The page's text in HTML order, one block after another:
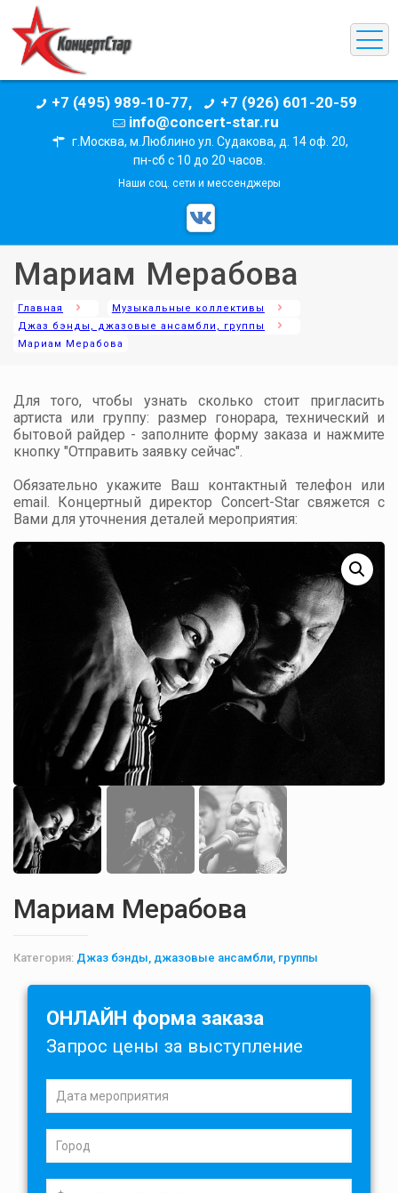
+7 (495) 989-10-77,
+7 (926) 601-20-59
info@concert-star.ru
г.Москва, м.Люблино ул. Судакова, д. 14 оф. 20,
пн-сб с 10 до 20 часов.
Наши соц. сети и мессенджеры
Мариам Мерабова
Главная
Музыкальные коллективы
Джаз бэнды, джазовые ансамбли, группы
Мариам Мерабова
Для того, чтобы узнать сколько стоит пригласить
артиста или группу: размер гонорара, технический и
бытовой райдер - заполните форму заказа и нажмите
кнопку "Отправить заявку сейчас".
Обязательно укажите Ваш контактный телефон или
email. Концертный директор Concert-Star свяжется с
Вами для уточнения деталей мероприятия:
Мариам Мерабова
Категория: Джаз бэнды, джазовые ансамбли, группы
ОНЛАЙН форма заказа
Запрос цены за выступление